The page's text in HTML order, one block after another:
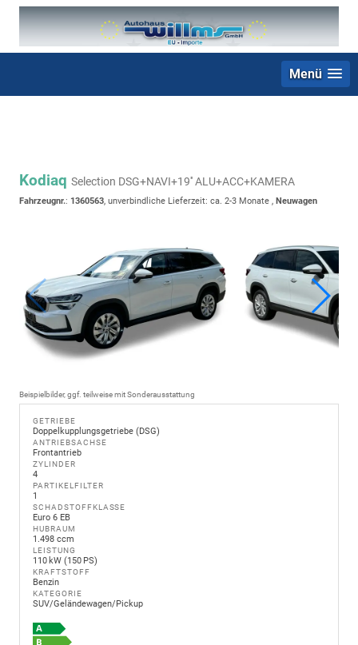
Menü
Kodiaq Selection DSG+NAVI+19'' ALU+ACC+KAMERA
Fahrzeugnr.: 1360563, unverbindliche Lieferzeit: ca. 2-3 Monate , Neuwagen
Beispielbilder, ggf. teilweise mit Sonderausstattung
GETRIEBE
Doppelkupplungsgetriebe (DSG)
ANTRIEBSACHSE
Frontantrieb
ZYLINDER
4
PARTIKELFILTER
1
SCHADSTOFFKLASSE
Euro 6 EB
HUBRAUM
1.498 ccm
LEISTUNG
110 kW (150 PS)
KRAFTSTOFF
Benzin
KATEGORIE
SUV/Geländewagen/Pickup